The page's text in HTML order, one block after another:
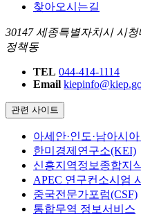
찾아오시는길
30147 세종특별자치시 시
정책동
TEL 044-414-1114
Email
관련 사이트
아세안·인도·남아시
한미경제연구소(KEI)
신흥지역정보종합지
APEC 연구컨소시엄
중국전문가포럼(CSF)
통합무역 정보서비스